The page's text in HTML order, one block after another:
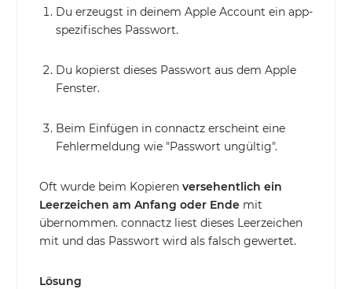
Du erzeugst in deinem Apple Account ein app-
spezifisches Passwort.
Du kopierst dieses Passwort aus dem Apple
Fenster.
Beim Einfügen in connactz erscheint eine
Fehlermeldung wie "Passwort ungültig".
Oft wurde beim Kopieren versehentlich ein
Leerzeichen am Anfang oder Ende mit
übernommen. connactz liest dieses Leerzeichen
mit und das Passwort wird als falsch gewertet.
Lösung